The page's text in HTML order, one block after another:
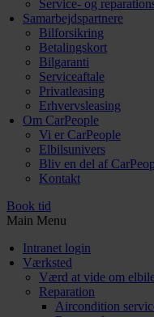
Service- og
Samarbejdspartnere
Bilforsikring
Betalingskort
Bilgaranti
Serviceaftale
Privatleasing
Erhvervsleasing
Om CarPeople
Vi er CarPeople
Elbilsunivers
Bliv en del af
Kontakt
Book tid
Main Menu
Intranet login
Værksted
Værd at vide om
Reparation
Aircondition